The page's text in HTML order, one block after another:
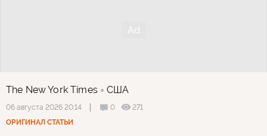
The New York Times США
06 августа 2026 20:14 0
271
ОРИГИНАЛ СТАТЬИ